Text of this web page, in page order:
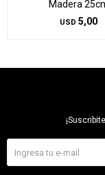
Madera
USD 5,00